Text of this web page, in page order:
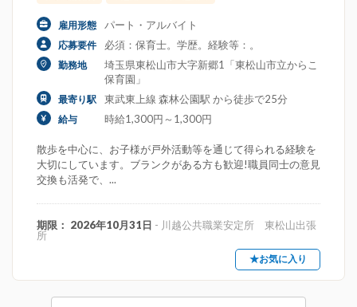
雇用形態 パート・アルバイト
応募要件 必須：保育士。学歴。経験等：。
勤務地
埼玉県東松山市大字新郷1「東松山市立からこ
保育園」
最寄り駅 東武東上線 森林公園駅 から徒歩で25分
給与 時給1,300円～1,300円
散歩を中心に、お子様が戸外活動等を通じて得られる経験を
大切にしています。ブランクがある方も歓迎!職員同士の意見
交換も活発で、...
期限： 2026年10月31日 - 川越公共職業安定所 東松山出張
所
★お気に入り